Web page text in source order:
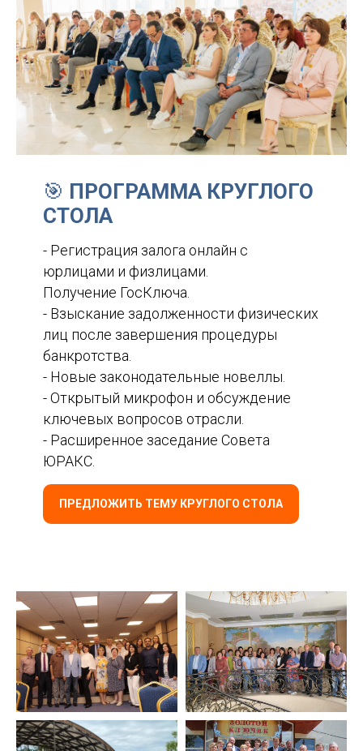
🎯 ПРОГРАММА КРУГЛОГО
СТОЛА
- Регистрация залога онлайн с
юрлицами и физлицами.
Получение ГосКлюча.
- Взыскание задолженности физических
лиц после завершения процедуры
банкротства.
- Новые законодательные новеллы.
- Открытый микрофон и обсуждение
ключевых вопросов отрасли.
- Расширенное заседание Совета
ЮРАКС.
ПРЕДЛОЖИТЬ ТЕМУ КРУГЛОГО СТОЛА